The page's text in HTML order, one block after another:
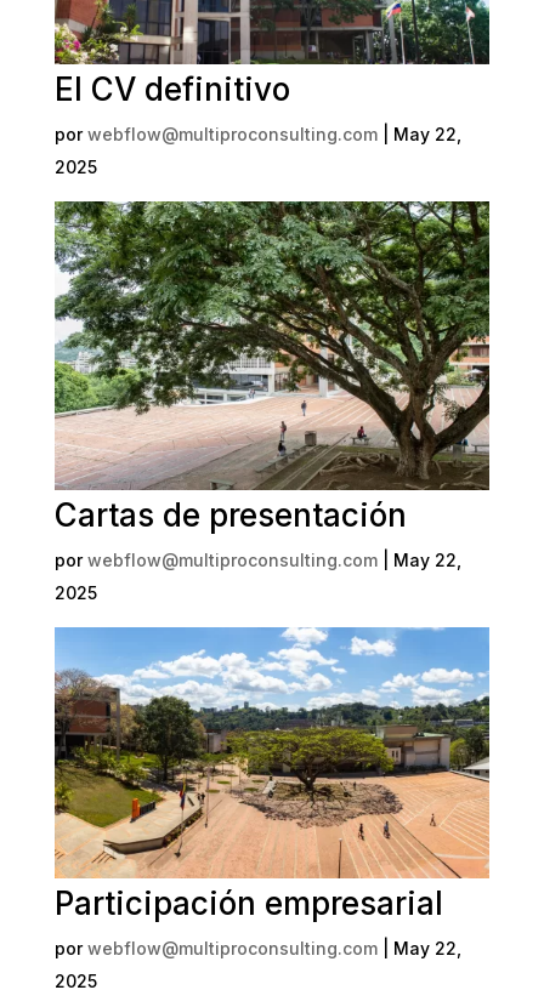
El CV definitivo
porwebflow@multiproconsulting.com| May 22,
2025
Cartas de presentación
porwebflow@multiproconsulting.com|
May 22,
2025
Participación empresarial
porwebflow@multiproconsulting.com| May 22,
2025